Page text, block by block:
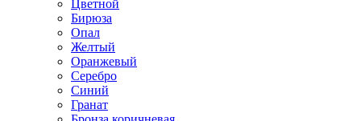
Цветной
Бирюза
Опал
Желтый
Оранжевый
Серебро
Синий
Гранат